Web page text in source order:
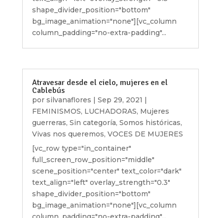
shape_divider_position="bottom"
bg_image_animation="none"][vc_column
column_padding="no-extra-padding"...
Atravesar desde el cielo, mujeres en el
Cablebús
por silvanaflores | Sep 29, 2021 |
FEMINISMOS, LUCHADORAS, Mujeres
guerreras, Sin categoría, Somos históricas,
Vivas nos queremos, VOCES DE MUJERES
[vc_row type="in_container"
full_screen_row_position="middle"
scene_position="center" text_color="dark"
text_align="left" overlay_strength="0.3"
shape_divider_position="bottom"
bg_image_animation="none"][vc_column